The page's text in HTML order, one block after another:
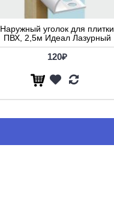
Наружный уголок для плитки
ПВХ, 2,5м Идеал Лазурный
120₽